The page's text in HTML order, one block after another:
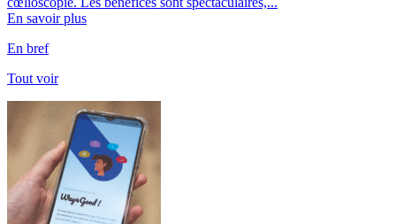
En savoir plus
En bref
Tout voir